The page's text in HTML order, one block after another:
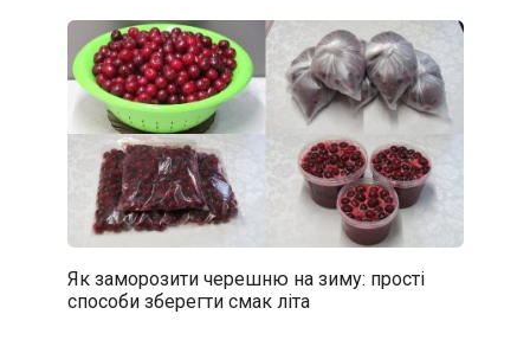
Як заморозити черешню на зиму: прості
способи зберегти смак літа